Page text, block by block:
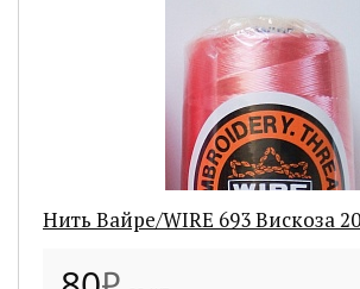
Нить Вайре/WIRE 693 Вискоза